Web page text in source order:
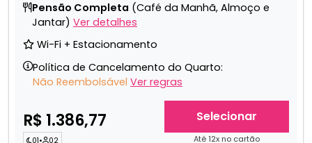
Pensão Completa (Café da Manhã, Almoço e
Jantar) Ver detalhes
Wi-Fi + Estacionamento
Política de Cancelamento do Quarto:
Não Reembolsável Ver regras
R$ 1.386,77
01• 02
Selecionar
Até 12x no cartão